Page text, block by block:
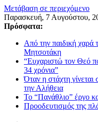
Μετάβαση σε περιεχόμενο
Παρασκευή, 7 Αυγούστου,
Πρόσφατα:
Από την παιδική χαρά
Μητσοτάκη
“Ευχαριστώ τον Θεό
34 χρόνια”
Όταν η στάχτη
την Αλήθεια
Το “Πανάθλιο” έργο
Προοδευτισμός της